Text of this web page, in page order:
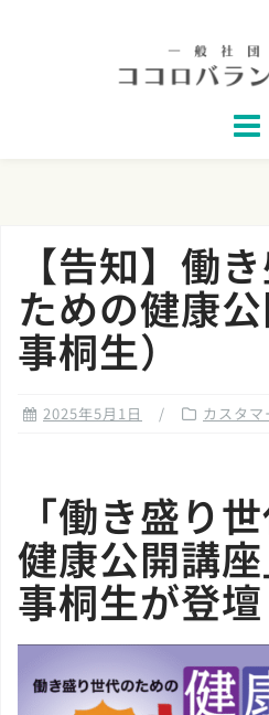
【告知】働
ための健康
事桐生）
2025年5月1日 カスタマ
「働き盛り
健康公開講
事桐生が登壇